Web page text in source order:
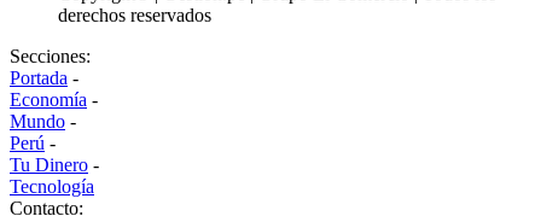
derechos reservados
Secciones:
Portada -
Economía -
Mundo -
Perú -
Tu Dinero -
Tecnología
Contacto: